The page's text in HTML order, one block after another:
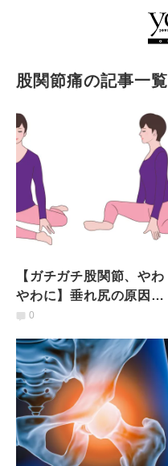
股関節痛の記事一覧
【ガチガチ股関節、やわ
やわに】垂れ尻の原因は
股関節？みるみる柔軟性
エクサ
0